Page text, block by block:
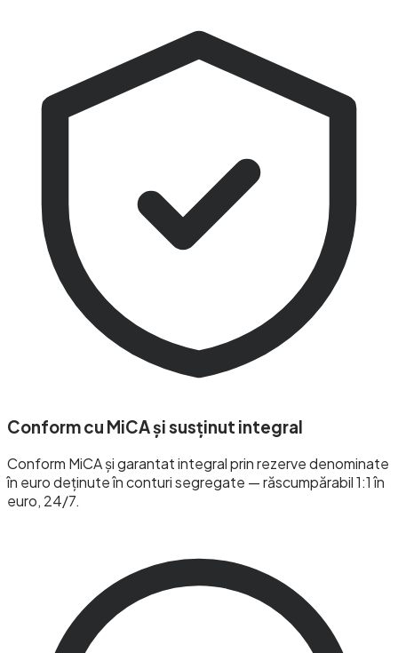
Conform cu MiCA și susținut integral
Conform MiCA și garantat integral prin rezerve denominate
în euro deținute în conturi segregate — răscumpărabil 1:1 în
euro, 24/7.